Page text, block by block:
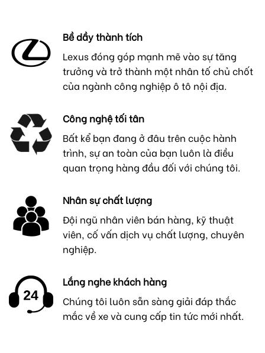
Bề dầy thành tích
Lexus đóng góp mạnh mẽ vào sự tăng
trưởng và trở thành một nhân tố chủ chốt
của ngành công nghiệp ô tô nội địa.
Công nghệ tối tân
Bất kể bạn đang ở đâu trên cuộc hành
trình, sự an toàn của bạn luôn là điều
quan trọng hàng đầu đối với chúng tôi.
Nhân sự chất lượng
Đội ngũ nhân viên bán hàng, kỹ thuật
viên, cố vấn dịch vụ chất lượng, chuyên
nghiệp.
Lắng nghe khách hàng
Chúng tôi luôn sẵn sàng giải đáp thắc
mắc về xe và cung cấp tin tức mới nhất.